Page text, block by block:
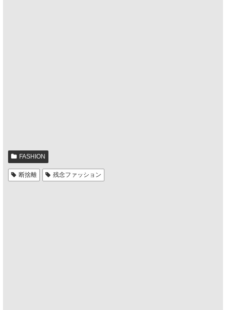
FASHION
断捨離 残念ファッション